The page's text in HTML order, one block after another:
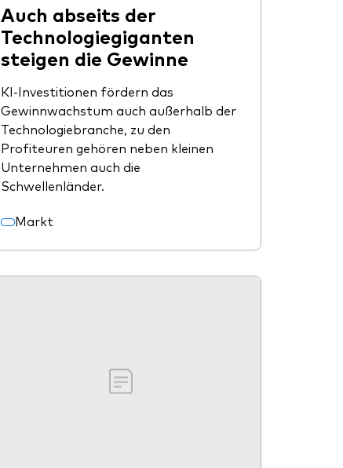
Auch abseits der
Technologiegiganten
steigen die Gewinne
KI-Investitionen fördern das
Gewinnwachstum auch außerhalb der
Technologiebranche, zu den
Profiteuren gehören neben kleinen
Unternehmen auch die
Schwellenländer.
Markt